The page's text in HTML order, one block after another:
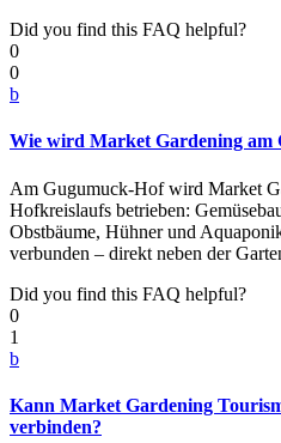
Did you find this FAQ helpful?
0
0
b
Wie wird Market Gardening am
Am Gugumuck-Hof wird Market
Hofkreislaufs betrieben:
Obstbäume, Hühner und
verbunden – direkt neben der
Did you find this FAQ helpful?
0
1
b
Kann Market Gardening
verbinden?